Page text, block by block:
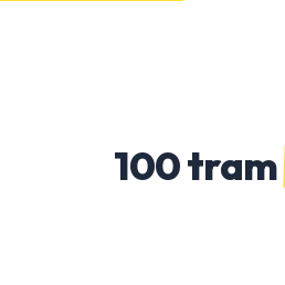
100 tram